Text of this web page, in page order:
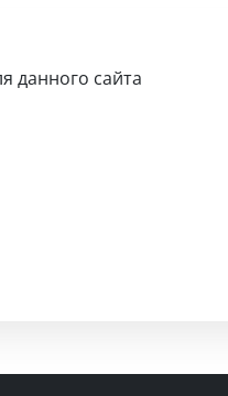
данного сайта